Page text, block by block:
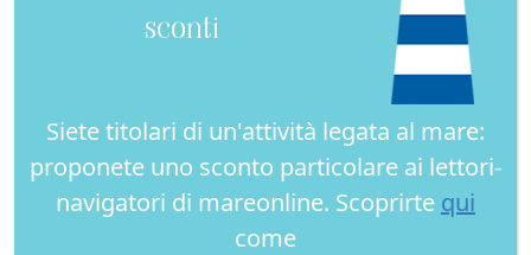
sconti
Siete titolari di un'attività legata al mare:
proponete uno sconto particolare ai lettori-
navigatori di mareonline. Scoprirte qui
come